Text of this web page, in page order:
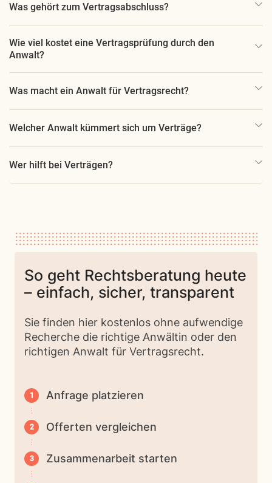
Was gehört zum Vertragsabschluss?
Wie viel kostet eine Vertragsprüfung durch den
Anwalt?
Was macht ein Anwalt für Vertragsrecht?
Welcher Anwalt kümmert sich um Verträge?
Wer hilft bei Verträgen?
So geht Rechtsberatung heute
– einfach, sicher, transparent
Sie finden hier kostenlos ohne aufwendige
Recherche die richtige Anwältin oder den
richtigen Anwalt für Vertragsrecht.
Anfrage platzieren
Offerten vergleichen
Zusammenarbeit starten